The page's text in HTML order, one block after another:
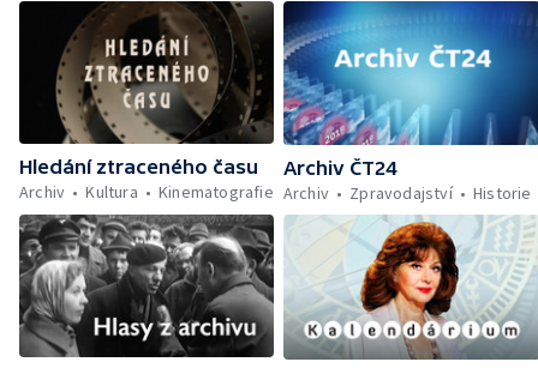
Hledání ztraceného času
Archiv
Kultura Kinematografie
Archiv ČT24
Archiv
Zpravodajství Historie